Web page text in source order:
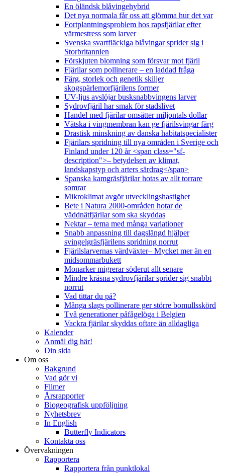
En öländsk blåvingehybrid
Det nya normala får oss att glömma hur det var
Fortplantningsproblem hos rapsfjärilar efter
värmestress som larver
Svenska svartfläckiga blåvingar sprider sig i
Storbritannien
Förskjuten blomning som försvar mot fjäril
Fjärilar som pollinerare – en laddad fråga
Färg, storlek och genetik skiljer
skogspärlemorfjärilens former
UV-ljus avslöjar busksnabbvingens larver
Sydrovfjäril har smak för stadslivet
Handel med fjärilar omsätter miljontals dollar
Vätska i vingmembran kan ge fjärilsvingar färg
Drastisk minskning av danska habitatspecialister
Fjärilars spridning till nya områden i Sverige och
Finland under 120 år <span class="sf-
description">– betydelsen av klimat,
landskapstyp och arters särdrag</span>
Spanska kamgräsfjärilar hotas av allt torrare
somrar
Mikroklimat avgör utvecklingshastighet
Bete i Natura 2000-områden hotar de
väddnätfjärilar som ska skyddas
Nektar – tema med många variationer
Snabb anpassning till dagslängd hjälper
svingelgräsfjärilens spridning norrut
Fjärilslarvernas värdväxter– Mycket mer än en
midsommarbukett
Monarker migrerar söderut allt senare
Mindre kräsna sydrovfjärilar sprider sig snabbt
norrut
Vad tittar du på?
Många slags pollinerare ger större bomullsskörd
Två generationer påfågelöga i Belgien
Vackra fjärilar skyddas oftare än alldagliga
Kalender
Anmäl dig här!
Din sida
Om oss
Bakgrund
Vad gör vi
Filmer
Årsrapporter
Biogeografisk uppföljning
Nyhetsbrev
In English
Butterfly Indicators
Kontakta oss
Övervakningen
Rapportera
Rapportera från punktlokal